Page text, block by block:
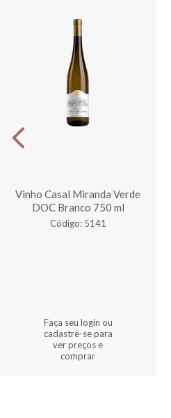
Vinho Casal Miranda Verde
DOC Branco 750 ml
Código: 5141
Faça seu login ou
cadastre-se para
ver preços e
comprar